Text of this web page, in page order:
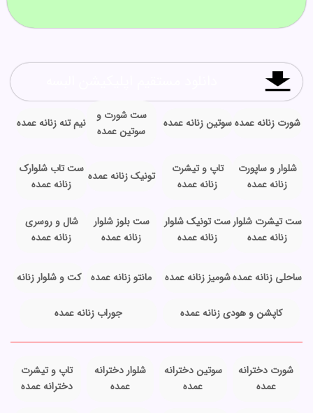
شورت زنانه عمده سوتین زنانه عمده
ست شورت و
سوتین عمده
نیم تنه زنانه عمده
شلوار و ساپورت
زنانه عمده
تاپ و تیشرت
زنانه عمده
تونیک زنانه عمده
ست تاب شلوارک
زنانه عمده
ست تیشرت شلوار
زنانه عمده
ست تونیک شلوار
زنانه عمده
ست بلوز شلوار
زنانه عمده
شال و روسری
زنانه عمده
ساحلی زنانه عمدهشومیز زنانه عمده مانتو زنانه عمده کت و شلوار زنانه
کاپشن و هودی زنانه عمده جوراب زنانه عمده
شورت دخترانه
عمده
سوتین دخترانه
عمده
شلوار دخترانه
عمده
تاپ و تیشرت
دخترانه عمده